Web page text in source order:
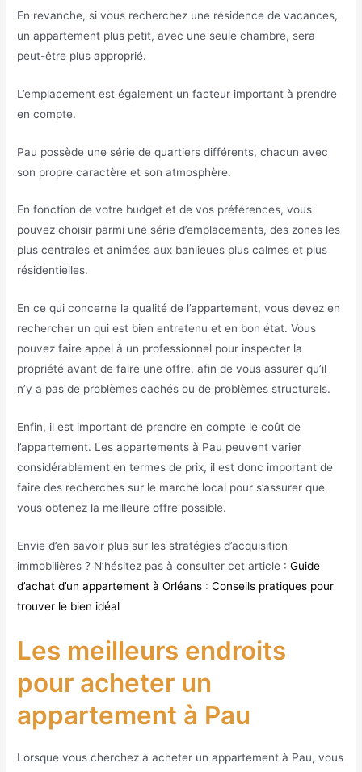
En revanche, si vous recherchez une résidence de vacances,
un appartement plus petit, avec une seule chambre, sera
peut-être plus approprié.
L’emplacement est également un facteur important à prendre
en compte.
Pau possède une série de quartiers différents, chacun avec
son propre caractère et son atmosphère.
En fonction de votre budget et de vos préférences, vous
pouvez choisir parmi une série d’emplacements, des zones les
plus centrales et animées aux banlieues plus calmes et plus
résidentielles.
En ce qui concerne la qualité de l’appartement, vous devez en
rechercher un qui est bien entretenu et en bon état. Vous
pouvez faire appel à un professionnel pour inspecter la
propriété avant de faire une offre, afin de vous assurer qu’il
n’y a pas de problèmes cachés ou de problèmes structurels.
Enfin, il est important de prendre en compte le coût de
l’appartement. Les appartements à Pau peuvent varier
considérablement en termes de prix, il est donc important de
faire des recherches sur le marché local pour s’assurer que
vous obtenez la meilleure offre possible.
Envie d’en savoir plus sur les stratégies d’acquisition
immobilières ? N’hésitez pas à consulter cet article :Guide
d’achat d’un appartement à Orléans : Conseils pratiques pour
trouver le bien idéal
Les meilleurs endroits
pour acheter un
appartement à Pau
Lorsque vous cherchez à acheter un appartement à Pau, vous